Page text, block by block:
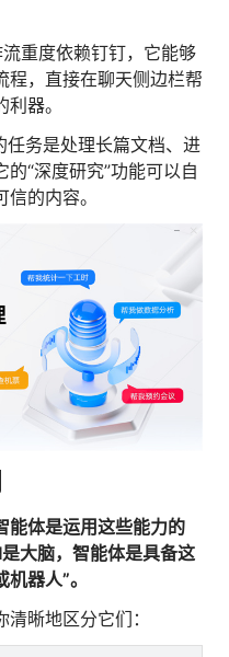
重度依赖钉钉，它能够
程，直接在聊天侧边栏帮
器。
任务是处理长篇文档、进
“深度研究”功能可以自
的内容。
能体是运用这些能力的
大脑，智能体是具备这
器人”。
晰地区分它们：